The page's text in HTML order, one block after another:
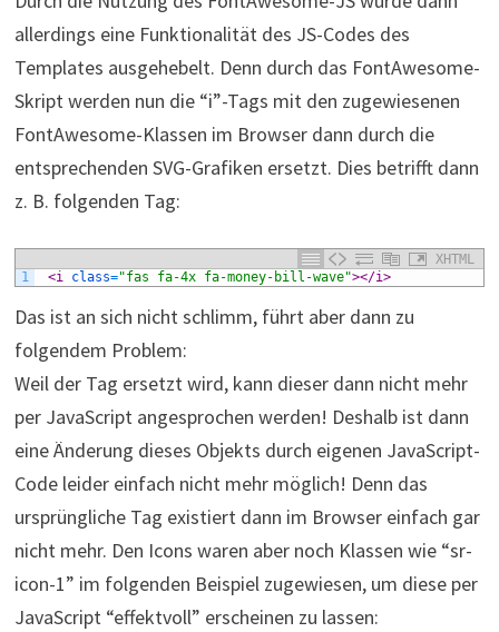
allerdings eine Funktionalität des JS-Codes des
Templates ausgehebelt. Denn durch das FontAwesome-
Skript werden nun die “i”-Tags mit den zugewiesenen
FontAwesome-Klassen im Browser dann durch die
entsprechenden SVG-Grafiken ersetzt. Dies betrifft dann
z. B. folgenden Tag:
XHTML
1
<i class="fas fa-4x fa-money-bill-wave"></i>
Das ist an sich nicht schlimm, führt aber dann zu
folgendem Problem:
Weil der Tag ersetzt wird, kann dieser dann nicht mehr
per JavaScript angesprochen werden! Deshalb ist dann
eine Änderung dieses Objekts durch eigenen JavaScript-
Code leider einfach nicht mehr möglich! Denn das
ursprüngliche Tag existiert dann im Browser einfach gar
nicht mehr. Den Icons waren aber noch Klassen wie “sr-
icon-1” im folgenden Beispiel zugewiesen, um diese per
JavaScript “effektvoll” erscheinen zu lassen: